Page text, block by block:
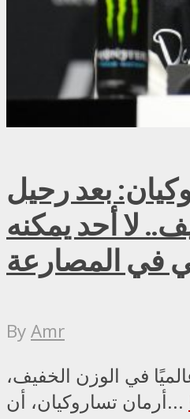
بعد رحيل
لا أحد يمكنه
في المصارعة
ByAmr
في الوزن الخفيف،
أرمان تساروكيان، أن...